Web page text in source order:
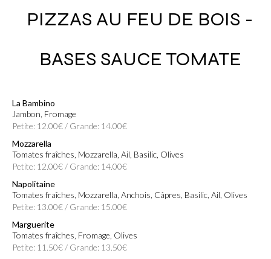
PIZZAS AU FEU DE BOIS -
BASES SAUCE TOMATE
La Bambino
Jambon, Fromage
Petite: 12.00€ / Grande: 14.00€
Mozzarella
Tomates fraîches, Mozzarella, Ail, Basilic, Olives
Petite: 12.00€ / Grande: 14.00€
Napolitaine
Tomates fraîches, Mozzarella, Anchois, Câpres, Basilic, Ail, Olives
Petite: 13.00€ / Grande: 15.00€
Marguerite
Tomates fraîches, Fromage, Olives
Petite: 11.50€ / Grande: 13.50€